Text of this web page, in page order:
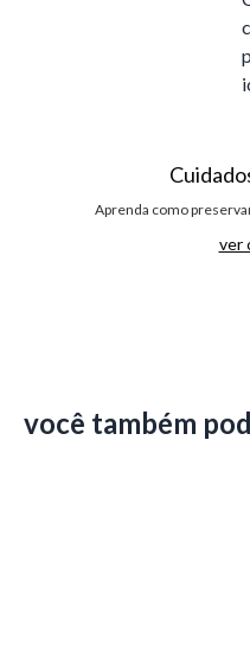
Aprenda como
ver
você também